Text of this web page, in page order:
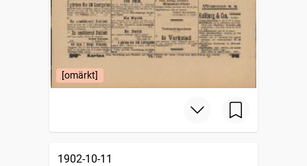
[omärkt]
1902-10-11